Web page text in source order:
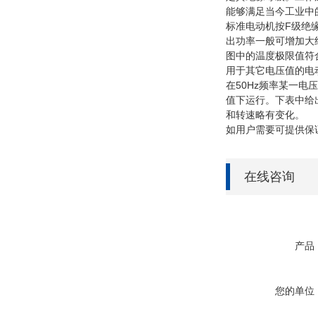
能够满足当今工业中
标准电动机按F级绝
出功率一般可增加大
图中的温度极限值
用于其它电压值的电
在50Hz频率某一电
值下运行。下表中
和转速略有变化。
如用户需要可提供保
在线咨询
产品
您的单位